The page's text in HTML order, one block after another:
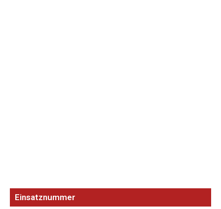
Einsatznummer